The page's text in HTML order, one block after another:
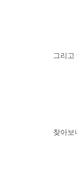
그리고
찾아보